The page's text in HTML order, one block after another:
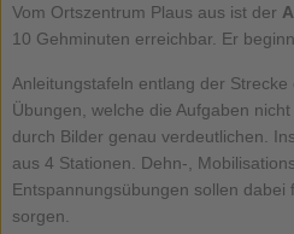
Vom Ortszentrum Plaus aus ist der
10 Gehminuten erreichbar. Er
Anleitungstafeln entlang der
Übungen, welche die Aufgaben
durch Bilder genau verdeutlichen.
aus 4 Stationen. Dehn-,
Entspannungsübungen sollen dabei
sorgen.